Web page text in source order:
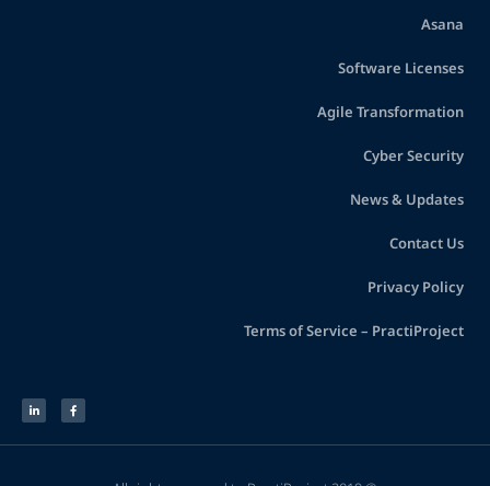
Asana
Software Licenses
Agile Transformation
Cyber Security
News & Updates
Contact Us
Privacy Policy
Terms of Service – PractiProject